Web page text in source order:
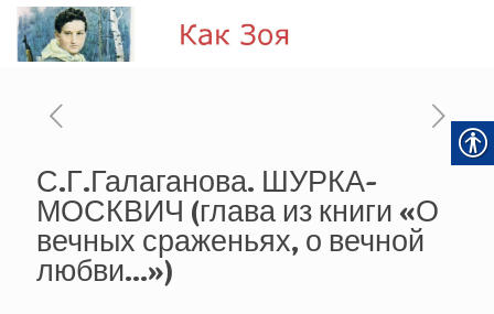
С.Г.Галаганова. ШУРКА-
МОСКВИЧ (глава из книги «О
вечных сраженьях, о вечной
любви…»)